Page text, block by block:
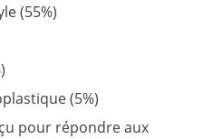
(55%)
(5%)
pour répondre aux